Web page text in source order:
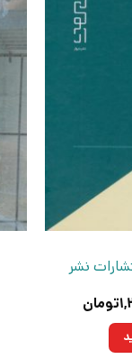
نشر
۱,۸۰۰,۰۰۰تومان
تومان